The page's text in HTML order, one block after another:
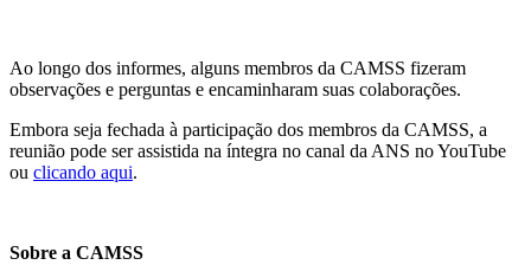
Ao longo dos informes, alguns membros da CAMSS fizeram
observações e perguntas e encaminharam suas colaborações.
Embora seja fechada à participação dos membros da CAMSS, a
reunião pode ser assistida na íntegra no canal da ANS no YouTube
ou clicando aqui.
Sobre a CAMSS